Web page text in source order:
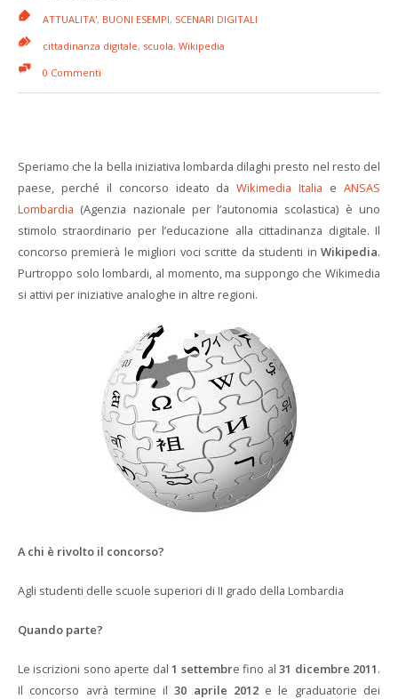
ATTUALITA', BUONI ESEMPI, SCENARI DIGITALI
cittadinanza digitale, scuola, Wikipedia
0 Commenti
Speriamo che la bella iniziativa lombarda dilaghi presto nel resto del
paese, perché il concorso ideato daWikimedia Italia eANSAS
Lombardia (Agenzia nazionale per l’autonomia scolastica) è uno
stimolo straordinario per l’educazione alla cittadinanza digitale. Il
concorso premierà le migliori voci scritte da studenti in Wikipedia.
Purtroppo solo lombardi, al momento, ma suppongo che Wikimedia
si attivi per iniziative analoghe in altre regioni.
A chi è rivolto il concorso?
Agli studenti delle scuole superiori di II grado della Lombardia
Quando parte?
Le iscrizioni sono aperte dal1 settembre fino al31 dicembre 2011.
Il concorso avrà termine il30 aprile 2012 e le graduatorie dei